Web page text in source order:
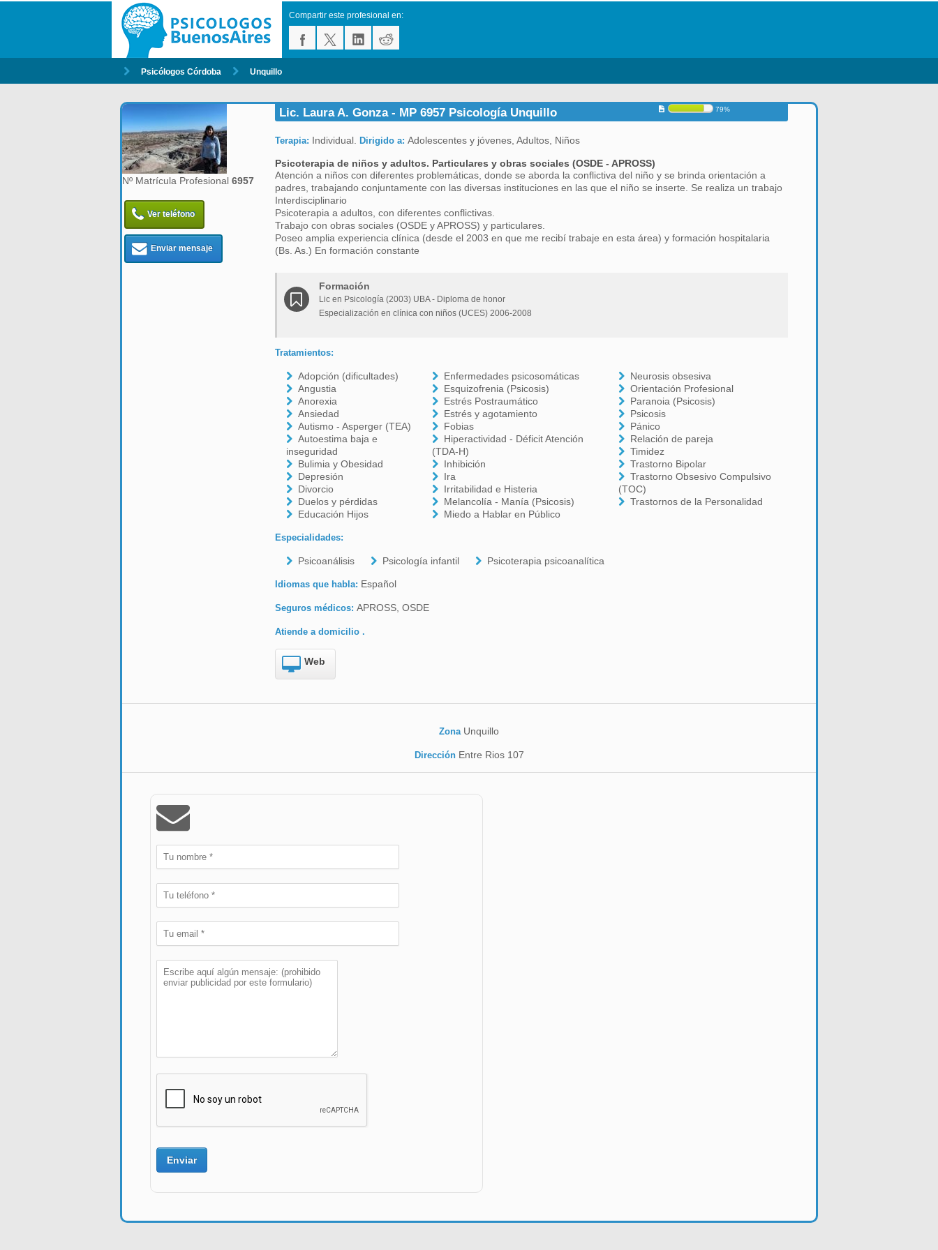
Compartir este profesional en:
Psicólogos Córdoba Unquillo
Nº Matrícula Profesional 6957
Ver teléfono
Enviar mensaje
Lic. Laura A. Gonza - MP 6957 Psicología Unquillo 79%
Terapia: Individual. Dirigido a: Adolescentes y jóvenes, Adultos, Niños
Psicoterapia de niños y adultos. Particulares y obras sociales (OSDE - APROSS)
Atención a niños con diferentes problemáticas, donde se aborda la conflictiva del niño y se brinda orientación a
padres, trabajando conjuntamente con las diversas instituciones en las que el niño se inserte. Se realiza un trabajo
Interdisciplinario
Psicoterapia a adultos, con diferentes conflictivas.
Trabajo con obras sociales (OSDE y APROSS) y particulares.
Poseo amplia experiencia clínica (desde el 2003 en que me recibí trabaje en esta área) y formación hospitalaria
(Bs. As.) En formación constante
Formación
Lic en Psicología (2003) UBA - Diploma de honor
Especialización en clínica con niños (UCES) 2006-2008
Tratamientos:
Adopción (dificultades)
Angustia
Anorexia
Ansiedad
Autismo - Asperger (TEA)
Autoestima baja e
inseguridad
Bulimia y Obesidad
Depresión
Divorcio
Duelos y pérdidas
Educación Hijos
Enfermedades psicosomáticas
Esquizofrenia (Psicosis)
Estrés Postraumático
Estrés y agotamiento
Fobias
Hiperactividad - Déficit Atención
(TDA-H)
Inhibición
Ira
Irritabilidad e Histeria
Melancolía - Manía (Psicosis)
Miedo a Hablar en Público
Neurosis obsesiva
Orientación Profesional
Paranoia (Psicosis)
Psicosis
Pánico
Relación de pareja
Timidez
Trastorno Bipolar
Trastorno Obsesivo Compulsivo
(TOC)
Trastornos de la Personalidad
Especialidades:
Psicoanálisis Psicología infantil Psicoterapia psicoanalítica
Idiomas que habla: Español
Seguros médicos: APROSS, OSDE
Atiende a domicilio .
Web
Zona Unquillo
DirecciónEntre Rios 107